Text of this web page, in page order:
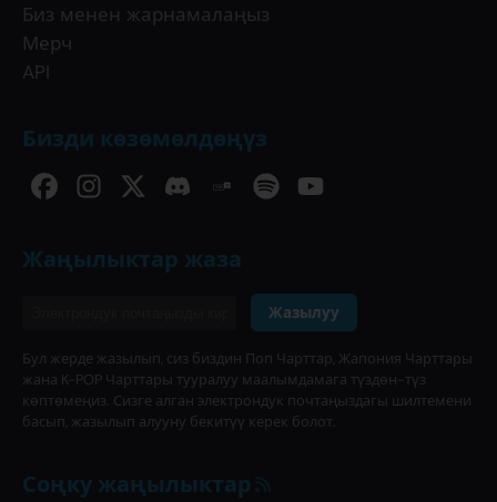
Биз менен жарнамалаңыз
Мерч
API
Бизди көзөмөлдөңүз
Жаңылыктар жаза
Жазылуу
Бул жерде жазылып, сиз биздин Поп Чарттар, Жапония Чарттары
жана K-POP Чарттары тууралуу маалымдамага түздөн-түз
көптөмеңиз. Сизге алган электрондук почтаңыздагы шилтемени
басып, жазылып алууну бекитүү керек болот.
Соңку жаңылыктар